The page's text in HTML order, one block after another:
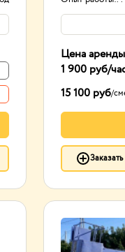
Цена
1 900 руб/
15 100 руб/
Заказать